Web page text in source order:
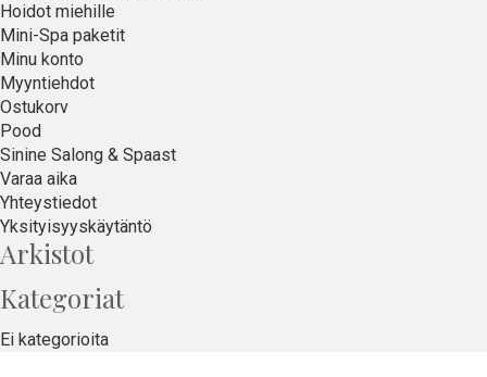
Hoidot miehille
Mini-Spa paketit
Minu konto
Myyntiehdot
Ostukorv
Pood
Sinine Salong & Spaast
Varaa aika
Yhteystiedot
Yksityisyyskäytäntö
Arkistot
Kategoriat
Ei kategorioita